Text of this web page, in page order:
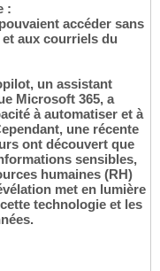
:
accéder sans
aux courriels du
un assistant
Microsoft 365, a
à automatiser et à
une récente
ont découvert que
sensibles,
humaines (RH)
met en lumière
technologie et les